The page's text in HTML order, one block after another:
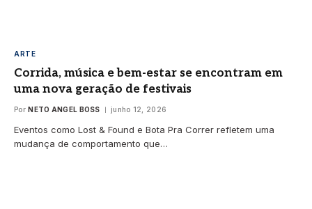
ARTE
Corrida, música e bem-estar se encontram em
uma nova geração de festivais
Por NETO ANGEL BOSS junho 12, 2026
Eventos como Lost & Found e Bota Pra Correr refletem uma
mudança de comportamento que…